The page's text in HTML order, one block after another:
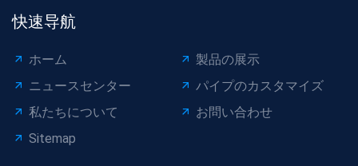
快速导航
ホーム
製品の展示
ニュースセンター
パイプのカスタマイズ
私たちについて
お問い合わせ
Sitemap